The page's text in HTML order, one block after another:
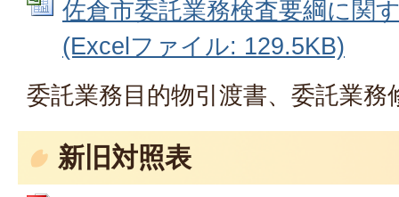
佐倉市委託業務検査要綱に関
(Excelファイル: 129.5KB)
委託業務目的物引渡書、委託業務
新旧対照表